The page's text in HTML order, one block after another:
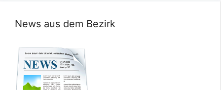
News aus dem Bezirk